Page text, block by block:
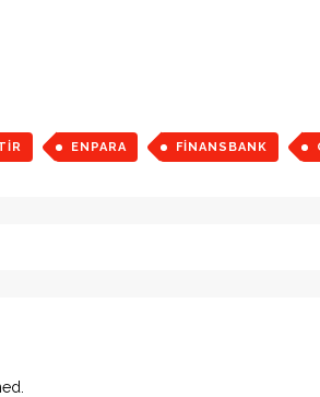
ENPARA FINANSBANK